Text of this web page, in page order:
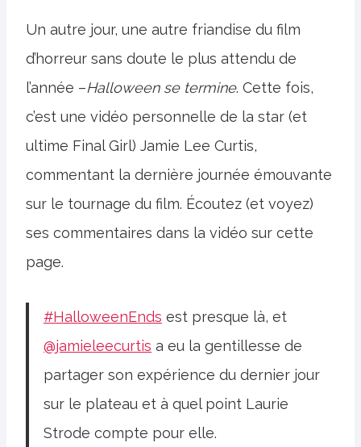
Un autre jour, une autre friandise du film
d’horreur sans doute le plus attendu de
l’année –Halloween se termine. Cette fois,
c’est une vidéo personnelle de la star (et
ultime Final Girl) Jamie Lee Curtis,
commentant la dernière journée émouvante
sur le tournage du film. Écoutez (et voyez)
ses commentaires dans la vidéo sur cette
page.
#HalloweenEnds est presque là, et
@jamieleecurtis a eu la gentillesse de
partager son expérience du dernier jour
sur le plateau et à quel point Laurie
Strode compte pour elle.